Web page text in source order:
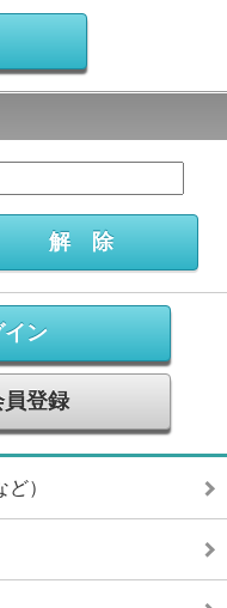
イン
員登録
）